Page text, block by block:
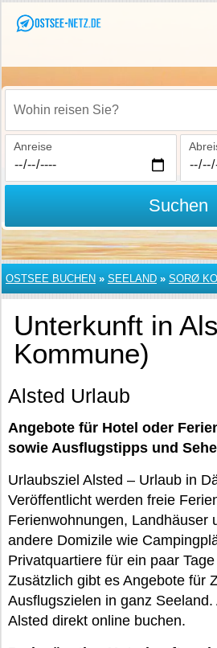
Wohin reisen Sie?
Anreise
Suchen
OSTSEE BUCHEN » SEELAND » SORØ
Unterkunft in
Kommune)
Alsted Urlaub
Angebote für Hotel oder
sowie Ausflugstipps und
Urlaubsziel Alsted – Urlaub in
Veröffentlicht werden freie
Ferienwohnungen, Landhäuser
andere Domizile wie
Privatquartiere für ein paar
Zusätzlich gibt es Angebote für
Ausflugszielen in ganz Seeland.
Alsted direkt online buchen.